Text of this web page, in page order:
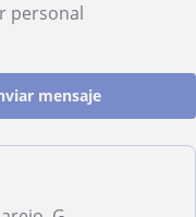
personal
mensaje